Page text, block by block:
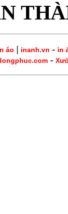
áo | inanh.vn - in
-